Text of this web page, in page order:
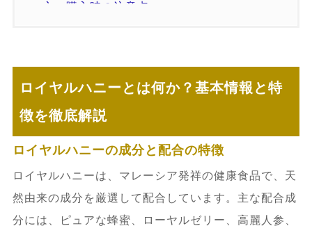
方・購入時の注意点
具体的なチェックポイント
4.1.1.パッケージ・成分表示・販売ル
4.2.ロイヤルハニー 偽物のリスクと被
害事例
ロイヤルハニーとは何か？基本情報と特
徴を徹底解説
ロイヤルハニーの成分と配合の特徴
ロイヤルハニーは、マレーシア発祥の健康食品で、天
然由来の成分を厳選して配合しています。主な配合成
分には、ピュアな蜂蜜、ローヤルゼリー、高麗人参、